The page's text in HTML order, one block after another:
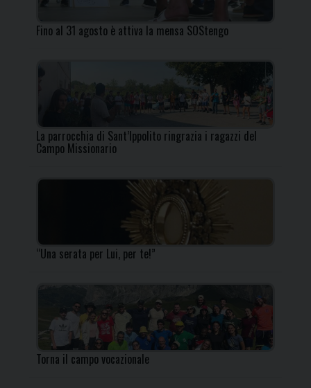
Fino al 31 agosto è attiva la mensa SOStengo
La parrocchia di Sant’Ippolito ringrazia i ragazzi del
Campo Missionario
“Una serata per Lui, per te!”
Torna il campo vocazionale